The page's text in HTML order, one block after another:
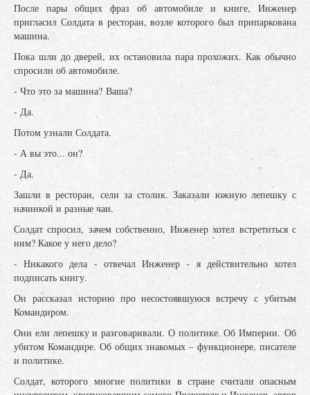
После пары общих фраз об автомобиле и книге, Инженер
пригласил Солдата в ресторан, возле которого был припаркована
машина.
Пока шли до дверей, их остановила пара прохожих. Как обычно
спросили об автомобиле.
- Что это за машина? Ваша?
- Да.
Потом узнали Солдата.
- А вы это... он?
- Да.
Зашли в ресторан, сели за столик. Заказали южную лепешку с
начинкой и разные чаи.
Солдат спросил, зачем собственно, Инженер хотел встретиться с
ним? Какое у него дело?
- Никакого дела - отвечал Инженер - я действительно хотел
подписать книгу.
Он рассказал историю про несостоявшуюся встречу с убитым
Командиром.
Они ели лепешку и разговаривали. О политике. Об Империи. Об
убитом Командире. Об общих знакомых – функционере, писателе
и политике.
Солдат, которого многие политики в стране считали опасным